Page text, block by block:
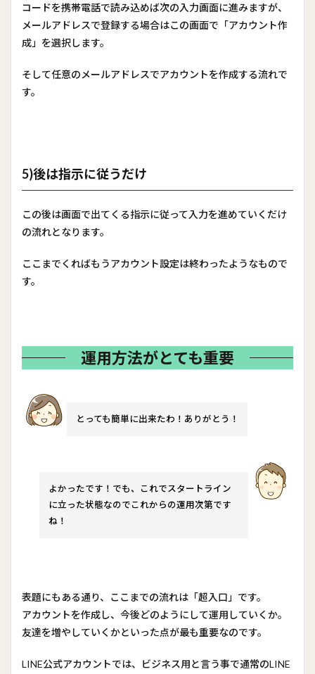
コードを携帯電話で読み込めば次の入力画面に進みますが、
メールアドレスで登録する場合はこの画面で「アカウント作
成」を選択します。
そして任意のメールアドレスでアカウントを作成する流れで
す。
5)後は指示に従うだけ
この後は画面で出てくる指示に従って入力を進めていくだけ
の流れとなります。
ここまでくればもうアカウント設定は終わったようなもので
す。
運用方法がとても重要
とっても簡単に出来たわ！ありがとう！
よかったです！でも、これでスタートライン
に立った状態なのでこれからの運用次第です
ね！
表題にもある通り、ここまでの流れは「超入口」です。
アカウントを作成し、今後どのようにして運用していくか。
友達を増やしていくかといった点が最も重要なのです。
LINE公式アカウントでは、ビジネス用と言う事で通常のLINE